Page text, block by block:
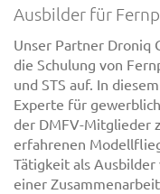
Ausbilder für
Unser Partner Droniq
die Schulung von
und STS auf. In
Experte für
der DMFV-Mitglieder
erfahrenen
Tätigkeit als
einer